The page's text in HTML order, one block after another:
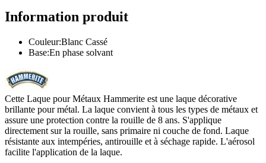
Information produit
Couleur:Blanc Cassé
Base:En phase solvant
Cette Laque pour Métaux Hammerite est une laque décorative
brillante pour métal. La laque convient à tous les types de métaux et
assure une protection contre la rouille de 8 ans. S'applique
directement sur la rouille, sans primaire ni couche de fond. Laque
résistante aux intempéries, antirouille et à séchage rapide. L'aérosol
facilite l'application de la laque.